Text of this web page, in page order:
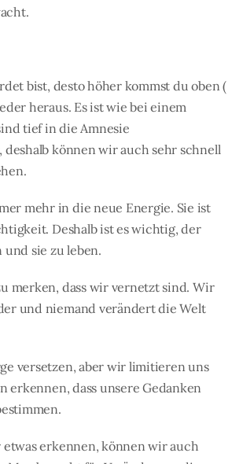
bist, desto höher kommst du oben (
heraus. Es ist wie bei einem
tief in die Amnesie
können wir auch sehr schnell
mehr in die neue Energie. Sie ist
Deshalb ist es wichtig, der
und sie zu leben.
merken, dass wir vernetzt sind. Wir
und niemand verändert die Welt
versetzen, aber wir limitieren uns
erkennen, dass unsere Gedanken
erkennen, können wir auch